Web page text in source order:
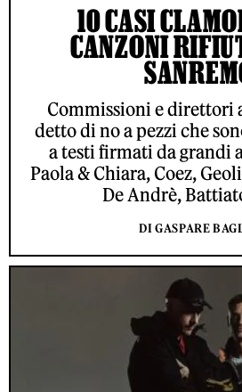
10 CASI
CANZONI
Commissioni e direttori
detto di no a pezzi che
a testi firmati da grandi
Paola & Chiara, Coez,
De Andrè,
DI GASPARE